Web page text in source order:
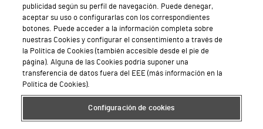
Trabajar en Vithas
Teléfono Cita Médica
Teléfono Atención al Cliente
Política de seguridad y salud en el trabajo
Conoce a Supervita
publicidad según su perfil de navegación. Puede denegar,
aceptar su uso o configurarlas con los correspondientes
botones. Puede acceder a la información completa sobre
nuestras Cookies y configurar el consentimiento a través de
la Política de Cookies (también accesible desde el pie de
página). Alguna de las Cookies podría suponer una
transferencia de datos fuera del EEE (más información en la
Política de Cookies).
Configuración de cookies